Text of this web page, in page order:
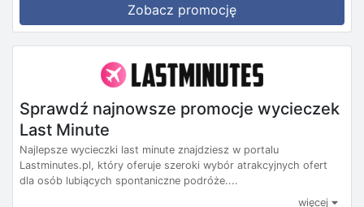
Zobacz promocję
Sprawdź najnowsze promocje wycieczek
Last Minute
Najlepsze wycieczki last minute znajdziesz w portalu
Lastminutes.pl, który oferuje szeroki wybór atrakcyjnych ofert
dla osób lubiących spontaniczne podróże....
więcej